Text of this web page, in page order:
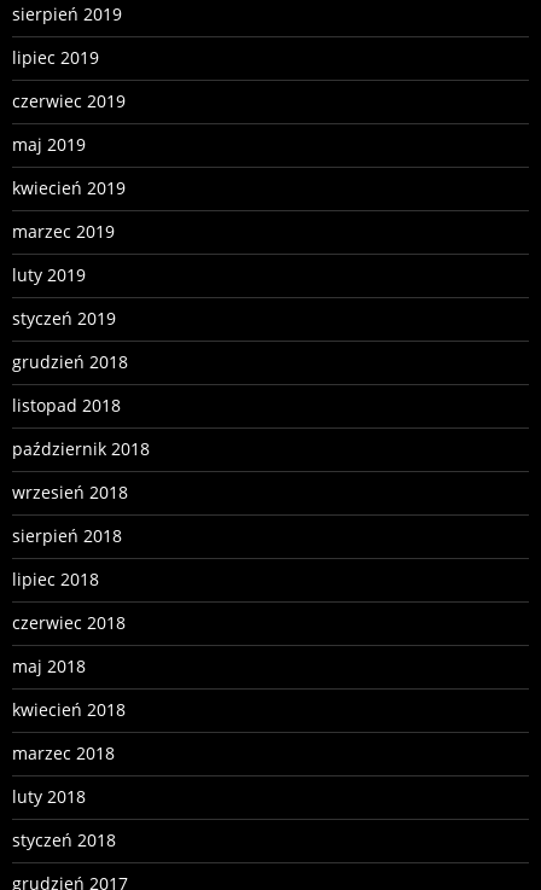
sierpień 2019
lipiec 2019
czerwiec 2019
maj 2019
kwiecień 2019
marzec 2019
luty 2019
styczeń 2019
grudzień 2018
listopad 2018
październik 2018
wrzesień 2018
sierpień 2018
lipiec 2018
czerwiec 2018
maj 2018
kwiecień 2018
marzec 2018
luty 2018
styczeń 2018
grudzień 2017